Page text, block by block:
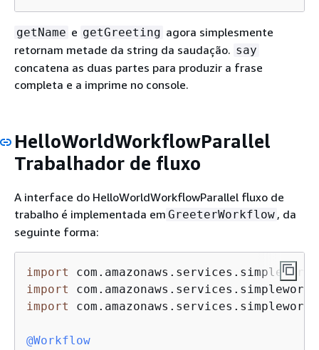
getName e getGreeting agora simplesmente
retornam metade da string da saudação. say
concatena as duas partes para produzir a frase
completa e a imprime no console.
HelloWorldWorkflowParallel
Trabalhador de fluxo
A interface do HelloWorldWorkflowParallel fluxo de
trabalho é implementada em GreeterWorkflow , da
seguinte forma:
import
import
import
@Workflow